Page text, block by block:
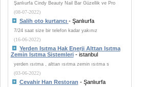
Şanlıurfa Cindy Beauty Nail Bar Güzellik ve Pro
(08-07-2022)
Salih oto kurtarıcı - Şanlıurfa
7/24 saat size bir telefon kadar yakınız
(16-06-2022)
Yerden Isıtma Hak Enerji Alttan Isıtma
Zemin Isıtma Sistemleri- istanbul
yerden ısıtma , alttan ısıtma zemin ısıtma s
(03-06-2022)
Cevahir Han Restoran - Şanlıurfa